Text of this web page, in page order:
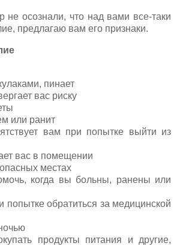
не осознали, что над вами все-таки
предлагаю вам его признаки.
пинает
вас риску
или ранит
вам при попытке выйти из
вас в помещении
местах
когда вы больны, ранены или
попытке обратиться за медицинской
продукты питания и другие,